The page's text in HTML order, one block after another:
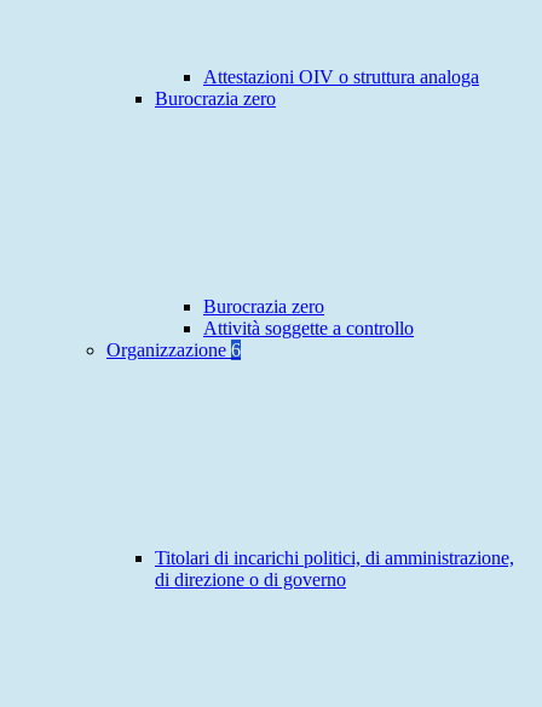
Attestazioni OIV o struttura analoga
Burocrazia zero
Burocrazia zero
Attività soggette a controllo
Organizzazione 6
Titolari di incarichi politici, di amministrazione,
di direzione o di governo